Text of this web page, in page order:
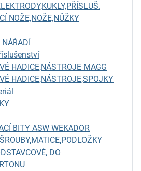
NOŽE,NOŽE,NŮŽKY
HADICE,NÁSTROJE MAGG
HADICE,NÁSTROJE,SPOJKY
BITY ASW WEKADOR
DO